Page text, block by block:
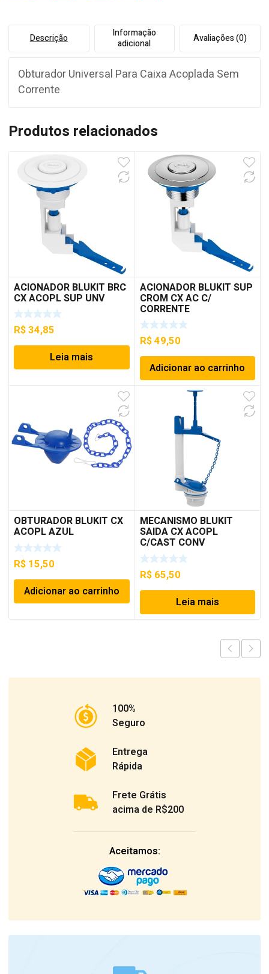
Descrição
Informação
adicional
Avaliações (0)
Obturador Universal Para Caixa Acoplada Sem
Corrente
Produtos relacionados
ACIONADOR BLUKIT BRC
CX ACOPL SUP UNV
R$34,85
Leia mais
ACIONADOR BLUKIT SUP
CROM CX AC C/
CORRENTE
R$49,50
Adicionar ao carrinho
OBTURADOR BLUKIT CX
ACOPL AZUL
R$ 15,50
Adicionar ao carrinho
MECANISMO BLUKIT
SAIDA CX ACOPL
C/CAST CONV
R$65,50
Leia mais
100%
Seguro
Entrega
Rápida
Frete Grátis
acima de R$200
Aceitamos: